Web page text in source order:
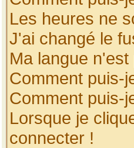
Les heures ne
J'ai changé le
Ma langue
Comment puis-
Comment puis-
Lorsque je
connecter !